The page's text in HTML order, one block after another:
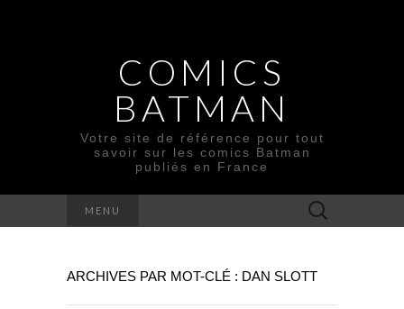
COMICS
BATMAN
Votre site de référence pour tout
savoir sur les comics Batman
publiés en France
MENU Rechercher :
ARCHIVES PAR MOT-CLÉ : DAN SLOTT